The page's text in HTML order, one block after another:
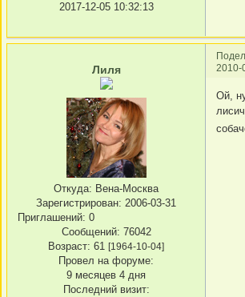
2017-12-05 10:32:13
2010-
Лиля
Откуда: Вена-Москва
Зарегистрирован: 2006-03-31
Приглашений: 0
Сообщений: 76042
Возраст: 61 [1964-10-04]
Провел на форуме:
9 месяцев 4 дня
Последний визит:
Ой,